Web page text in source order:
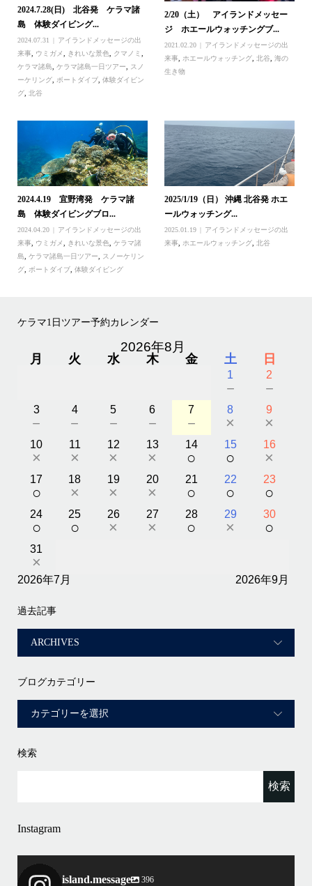
2024.7.28(日) 北谷発 ケラマ諸
島 体験ダイビング...
2024.07.31
アイランドメッセージの出
来事, ウミガメ, きれいな景色, クマノミ ,
ケラマ諸島, ケラマ諸島一日ツアー, スノ
ーケリング, ボートダイブ, 体験ダイビン
グ, 北谷
2/20（土） アイランドメッセー
ジ ホエールウォッチングブ...
2021.02.20
アイランドメッセージの出
来事,ホエールウォッチング,北谷,海の
生き物
2024.4.19 宜野湾発 ケラマ諸
島 体験ダイビングブロ...
2024.04.20
アイランドメッセージの出
来事, ウミガメ きれいな景色
ケラマ諸
島
ケラマ諸島一日ツアー
スノーケリン
グ, ボートダイブ, 体験ダイビング
2025/1/19（日） 沖縄 北谷発 ホエ
ールウォッチング...
2025.01.19
アイランドメッセージの出
来事
ホエールウォッチング ,北谷
ケラマ1日ツアー予約カレンダー
2026年8月
月 火 水 木 金 土 日
1
－
2
－
3
－
4
－
5
－
6
－
7
－
8
×
9
×
10
×
11
×
12
×
13
×
14
○
15
○
16
×
17
○
18
×
19
×
20
×
21
○
22
○
23
○
24
○
25
○
26
×
27
×
28
○
29
×
30
○
31
×
2026年7月 2026年9月
過去記事
ブログカテゴリー
検索
Instagram
island.message
396